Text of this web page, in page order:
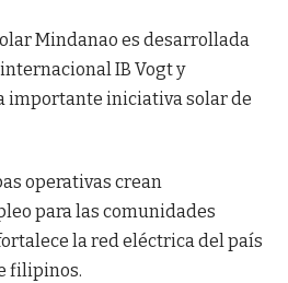
Mindanao es desarrollada
IB Vogt y
importante iniciativa solar de
operativas crean
para las comunidades
la red eléctrica del país
filipinos.